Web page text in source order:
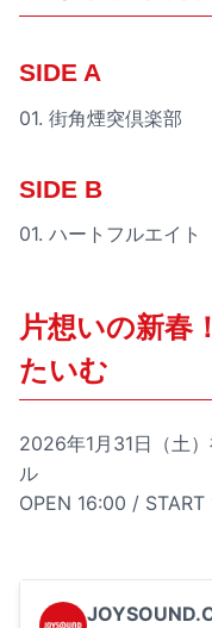
SIDE A
01. 街角煙突倶楽部
SIDE B
01. ハートフルエイト
片想いの新春
たいむ
2026年1月31日（土
ル
OPEN 16:00 / START